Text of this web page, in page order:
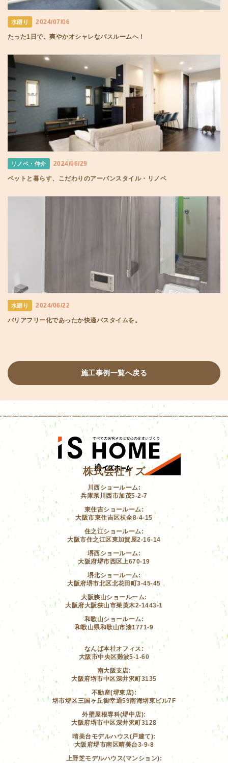
水廻り 2024/07/06
たった1日で、爽やかオシャレなバスルームへ！
リノベ・仲介 2024/06/29
ペットと暮らす、こだわりのアーバンスタイル・リノベ
水廻り 2024/06/22
バリアフリー化であったか快適バスタイムを。
施工事例一覧へ戻る
株式会社イズ
川西ショールーム:
兵庫県川西市加茂5-2-7
東住吉ショールーム:
大阪市東住吉区杭全8-4-15
住之江ショールーム:
大阪市住之江区東加賀屋2-16-14
堺西ショールーム:
大阪府堺市西区上670-19
堺北ショールーム:
大阪府堺市北区北花田町3-45-45
大阪狭山ショールーム:
大阪府大阪狭山市茱萸木2-1443-1
和歌山ショールーム:
和歌山県和歌山市湊1771-9
なんば本社オフィス:
大阪市中央区難波5-1-60
南大阪支店:
大阪府堺市中区深井沢町3135
不動産(堺東店):
堺市堺区三国ヶ丘御幸通59南海堺東ビル7F
外壁屋根専科(堺中店):
大阪府堺市中区深井沢町3128
晴美台モデルハウス(戸建て):
大阪府堺市南区晴美台3-9-8
上野芝モデルハウス(マンション):